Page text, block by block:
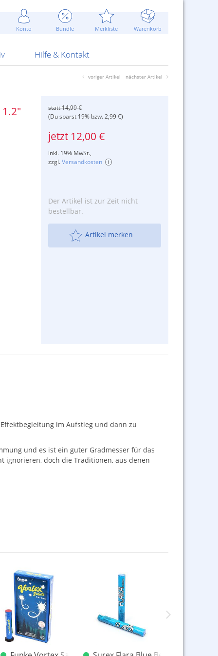
Konto Bundle Merkliste Warenkorb
Attrappen Blitzschnell...
Sommerpreise u.v.m.
ARS Pirotecnia
Hilfe & Kontakt
Kontaktformular
AGB
voriger Artikel nächster Artikel
statt 14,99 €
(Du sparst 19% bzw. 2,99 €)
jetzt 12,00 €
inkl. 19% MwSt.,
zzgl.Versandkosten
Der Artikel ist zur Zeit nicht
bestellbar.
Artikel merken
im Aufstieg und dann zu
und es ist ein guter Gradmesser für das
ignorieren, doch die Traditionen, aus denen